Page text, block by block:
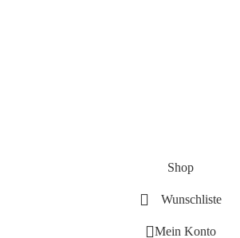
Shop
Wunschliste
Mein Konto